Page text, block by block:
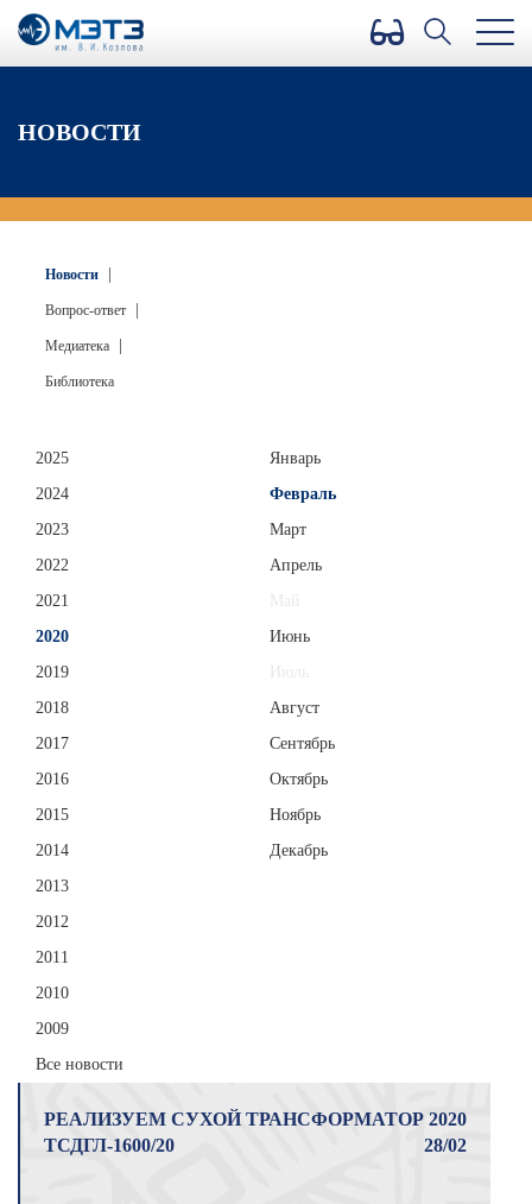
Версия для слабовидящих
НОВОСТИ
Новости
Вопрос-ответ
Медиатека
Библиотека
2025
2024
2023
2022
2021
2020
2019
2018
2017
2016
2015
2014
2013
2012
2011
2010
2009
Все новости
Январь
Февраль
Март
Апрель
Июнь
Август
Сентябрь
Октябрь
Ноябрь
Декабрь
РЕАЛИЗУЕМ СУХОЙ ТРАНСФОРМАТОР
ТСДГЛ-1600/20
2020
28/02